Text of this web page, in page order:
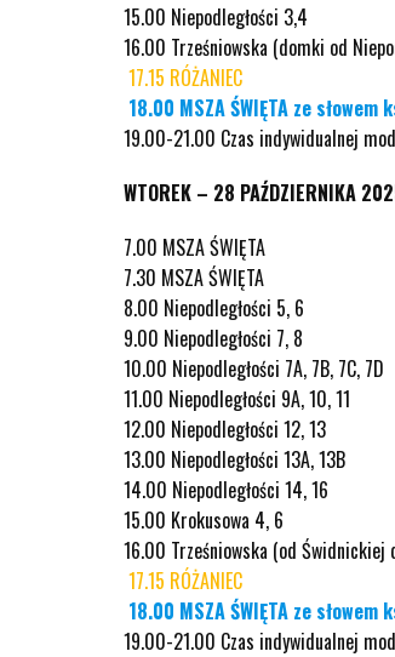
15.00 Niepodległości 3,4
16.00 Trześniowska (domki od
17.15 RÓŻANIEC
18.00 MSZA ŚWIĘTA ze
19.00-21.00 Czas indywidualnej
WTOREK – 28 PAŹDZIERNIKA
7.00 MSZA ŚWIĘTA
7.30 MSZA ŚWIĘTA
8.00 Niepodległości 5, 6
9.00 Niepodległości 7, 8
10.00 Niepodległości 7A, 7B, 7C, 7D
11.00 Niepodległości 9A, 10, 11
12.00 Niepodległości 12, 13
13.00 Niepodległości 13A, 13B
14.00 Niepodległości 14, 16
15.00 Krokusowa 4, 6
16.00 Trześniowska (od Świdnickiej
17.15 RÓŻANIEC
18.00 MSZA ŚWIĘTA ze
19.00-21.00 Czas indywidualnej